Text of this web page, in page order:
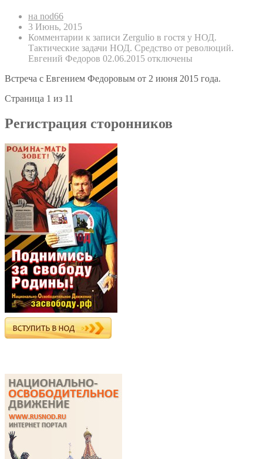
на nod66
3 Июнь, 2015
Комментарии к записи Zergulio в гостя у НОД.
Тактические задачи НОД. Средство от революций.
Евгений Федоров 02.06.2015 отключены
Встреча с Евгением Федоровым от 2 июня 2015 года.
Страница 1 из 11
Регистрация сторонников